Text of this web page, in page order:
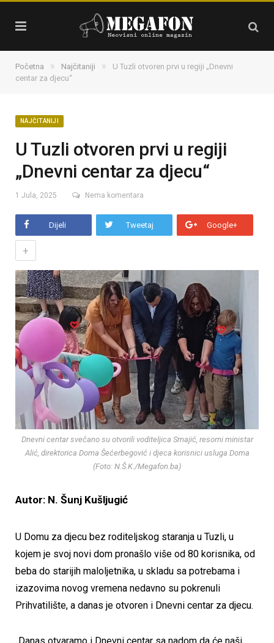
Početna » Najčitaniji »
U Tuzli otvoren prvi u regiji „Dnevni
centar za djecu“
NAJČITANIJI
U Tuzli otvoren prvi u regiji
„Dnevni centar za djecu“
1 Jula, 2025 Nema komentara
Dijeli Tweetaj Google+
+
Dnevni centar svečano su otvorili voditeljica Smajić, resorni ministar
Alić, direktorica Doma Šećerbegović i djeca korisnici usluga Doma
(Foto: N.Š.K./Megafon.ba)
Autor: N. Šunj Kušljugić
U Domu za djecu bez roditeljskog staranja u Tuzli, u
kojem je svoj novi dom pronašlo više od 80 korisnika, od
beba do starijih maloljetnika, u skladu sa potrebama i
izazovima novog vremena nedavno su pokrenuli
Prihvatilište, a danas je otvoren i Dnevni centar za djecu.